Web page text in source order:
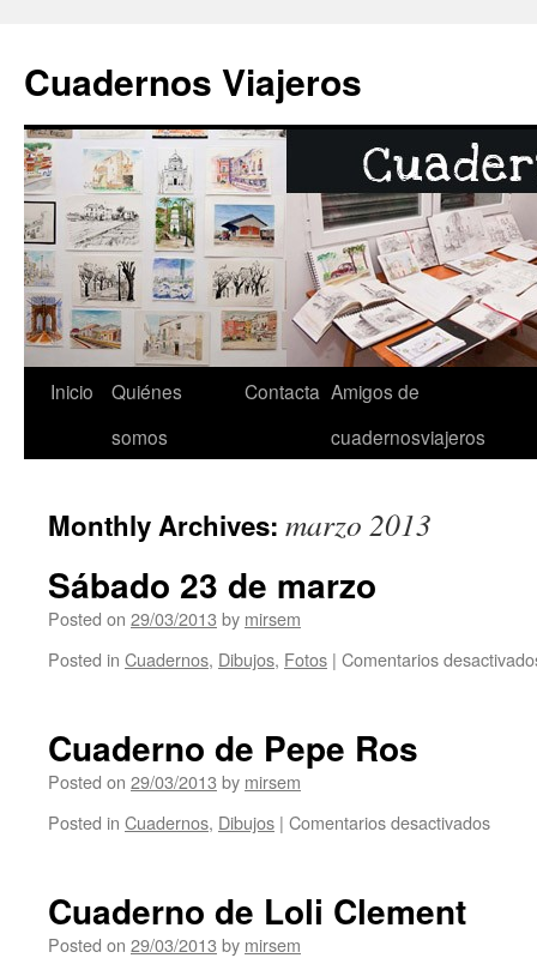
Cuadernos Viajeros
Skip
Inicio
Quiénes
somos
Contacta Amigos de
cuadernosviajeros
Monthly Archives: marzo 2013
Sábado 23 de marzo
Posted on 29/03/2013 by mirsem
Posted in Cuadernos, Dibujos, Fotos | Comentarios
Cuaderno de Pepe Ros
Posted on 29/03/2013 by mirsem
Posted in Cuadernos, Dibujos | Comentarios desactivados
Cuaderno de Loli Clement
Posted on 29/03/2013 by mirsem